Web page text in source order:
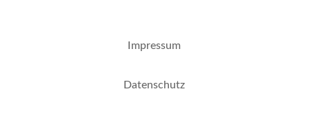
Impressum
Datenschutz